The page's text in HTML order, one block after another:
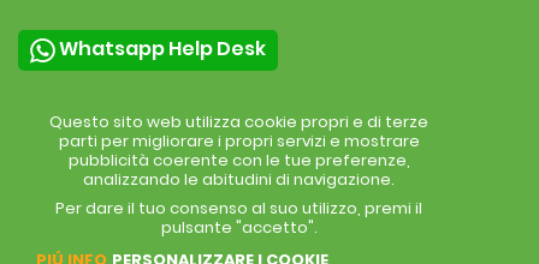
Whatsapp Help Desk
Questo sito web utilizza cookie propri e di terze
parti per migliorare i propri servizi e mostrare
pubblicità coerente con le tue preferenze,
analizzando le abitudini di navigazione.
Per dare il tuo consenso al suo utilizzo, premi il
pulsante "accetto".